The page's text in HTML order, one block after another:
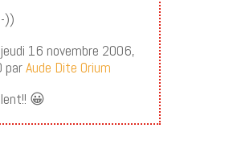
))
16 novembre 2006,
parAude Dite Orium
😀